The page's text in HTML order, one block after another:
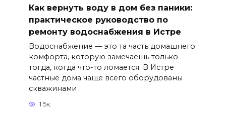
Как вернуть воду в дом без паники:
практическое руководство по
ремонту водоснабжения в Истре
Водоснабжение — это та часть домашнего
комфорта, которую замечаешь только
тогда, когда что-то ломается. В Истре
частные дома чаще всего оборудованы
скважинами
1.5к.